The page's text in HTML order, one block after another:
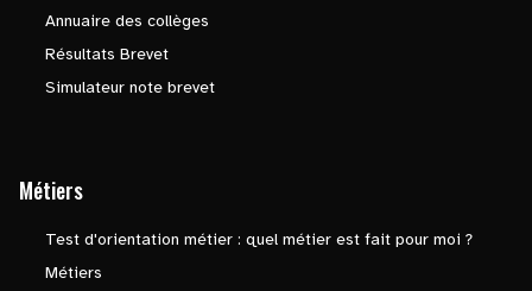
Annuaire des collèges
Résultats Brevet
Simulateur note brevet
Métiers
Test d'orientation métier : quel métier est fait pour moi ?
Métiers